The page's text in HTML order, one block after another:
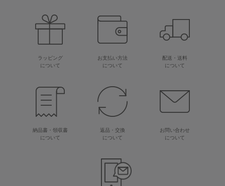
ラッピング
について
お支払い方法
について
配送・送料
について
納品書・領収書
について
返品・交換
について
お問い合わせ
について